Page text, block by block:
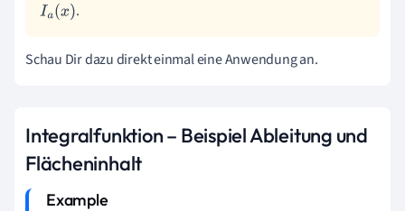
Ia(x) .
Schau Dir dazu direkt einmal eine Anwendung an.
Integralfunktion – Beispiel Ableitung und
Flächeninhalt